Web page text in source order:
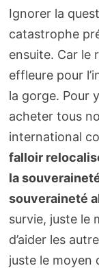
Ignorer la
catastrophe
ensuite. Car le
effleure pour
la gorge. Pour
acheter tous
international
falloir
la
souveraineté
survie, juste le
d’aider les
juste le moyen